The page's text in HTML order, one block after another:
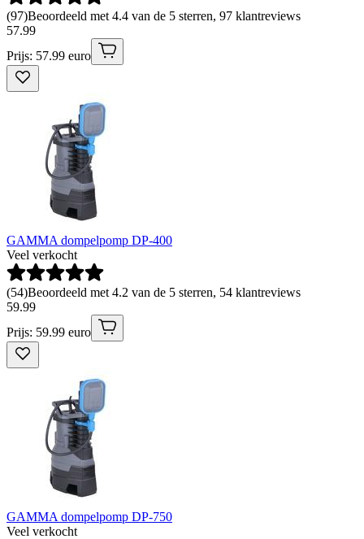
(97)Beoordeeld met 4.4 van de 5 sterren, 97 klantreviews
57.99
Prijs: 57.99 euro
GAMMA dompelpomp DP-400
Veel verkocht
(54)Beoordeeld met 4.2 van de 5 sterren, 54 klantreviews
59.99
Prijs: 59.99 euro
GAMMA dompelpomp DP-750
Veel verkocht